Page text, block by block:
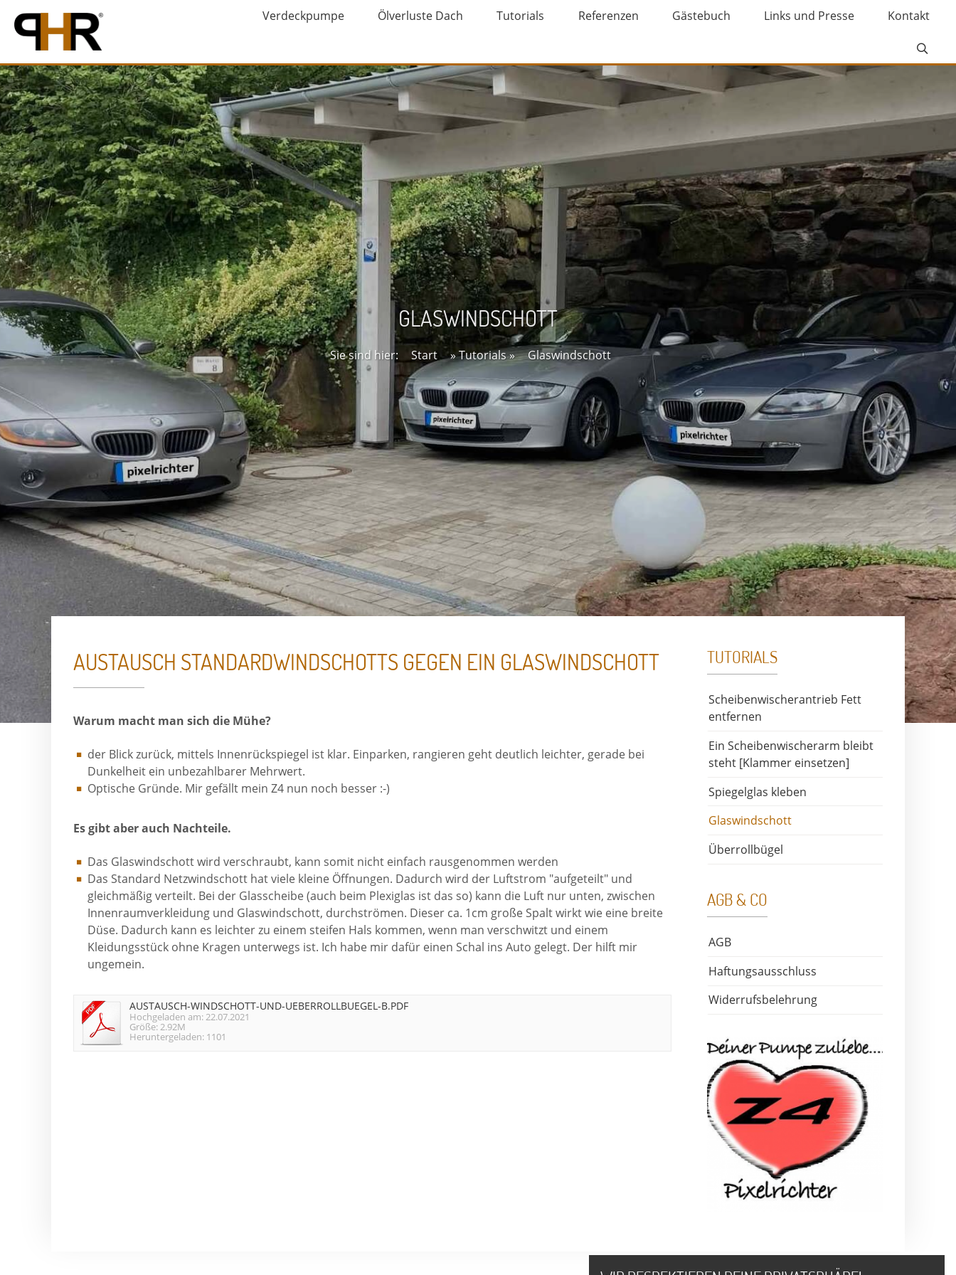
Verdeckpumpe Ölverluste Dach Tutorials Referenzen Gästebuch Links und Presse Kontakt
GLASWINDSCHOTT
Sie sind hier: Start »Tutorials» Glaswindschott
AUSTAUSCH STANDARDWINDSCHOTTS GEGEN EIN GLASWINDSCHOTT
Warum macht man sich die Mühe?
der Blick zurück, mittels Innenrückspiegel ist klar. Einparken, rangieren geht deutlich leichter, gerade bei
Dunkelheit ein unbezahlbarer Mehrwert.
Optische Gründe. Mir gefällt mein Z4 nun noch besser :-)
Es gibt aber auch Nachteile.
Das Glaswindschott wird verschraubt, kann somit nicht einfach rausgenommen werden
Das Standard Netzwindschott hat viele kleine Öffnungen. Dadurch wird der Luftstrom "aufgeteilt" und
gleichmäßig verteilt. Bei der Glasscheibe (auch beim Plexiglas ist das so) kann die Luft nur unten, zwischen
Innenraumverkleidung und Glaswindschott, durchströmen. Dieser ca. 1cm große Spalt wirkt wie eine breite
Düse. Dadurch kann es leichter zu einem steifen Hals kommen, wenn man verschwitzt und einem
Kleidungsstück ohne Kragen unterwegs ist. Ich habe mir dafür einen Schal ins Auto gelegt. Der hilft mir
ungemein.
AUSTAUSCH-WINDSCHOTT-UND-UEBERROLLBUEGEL-B.PDF
Hochgeladen am: 22.07.2021
Größe: 2.92M
Heruntergeladen: 1101
TUTORIALS
Scheibenwischerantrieb Fett
entfernen
Ein Scheibenwischerarm bleibt
steht [Klammer einsetzen]
Spiegelglas kleben
Glaswindschott
Überrollbügel
AGB & CO
AGB
Haftungsausschluss
Widerrufsbelehrung
Google Analytics